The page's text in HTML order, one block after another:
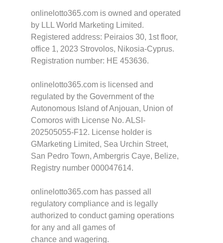
onlinelotto365.com is owned and operated
by LLL World Marketing Limited.
Registered address: Peiraios 30, 1st floor,
office 1, 2023 Strovolos, Nikosia-Cyprus.
Registration number: HE 453636.
onlinelotto365.com is licensed and
regulated by the Government of the
Autonomous Island of Anjouan, Union of
Comoros with License No. ALSI-
202505055-F12. License holder is
GMarketing Limited, Sea Urchin Street,
San Pedro Town, Ambergris Caye, Belize,
Registry number 000047614.
onlinelotto365.com has passed all
regulatory compliance and is legally
authorized to conduct gaming operations
for any and all games of
chance and wagering.